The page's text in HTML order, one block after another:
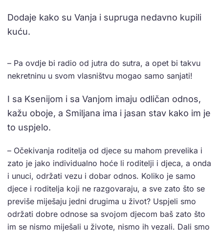
Dodaje kako su Vanja i supruga nedavno kupili
kuću.
– Pa ovdje bi radio od jutra do sutra, a opet bi takvu
nekretninu u svom vlasništvu mogao samo sanjati!
I sa Ksenijom i sa Vanjom imaju odličan odnos,
kažu oboje, a Smiljana ima i jasan stav kako im je
to uspjelo.
– Očekivanja roditelja od djece su mahom prevelika i
zato je jako individualno hoće li roditelji i djeca, a onda
i unuci, održati vezu i dobar odnos. Koliko je samo
djece i roditelja koji ne razgovaraju, a sve zato što se
previše miješaju jedni drugima u život? Uspjeli smo
održati dobre odnose sa svojom djecom baš zato što
im se nismo miješali u živote, nismo ih vezali. Dali smo